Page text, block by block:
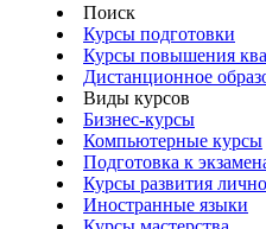
Поиск
Курсы подготовки
Курсы повышения
Дистанционное
Виды курсов
Бизнес-курсы
Компьютерные курсы
Подготовка к
Курсы развития
Иностранные языки